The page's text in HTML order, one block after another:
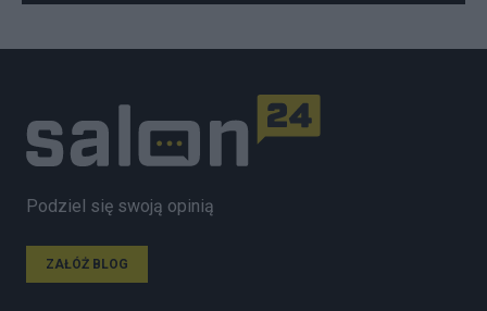
Podziel się swoją opinią
ZAŁÓŻ BLOG